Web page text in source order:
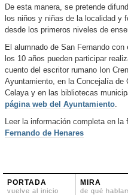
De esta manera, se pretende
los niños y niñas de la localidad y
desde los primeros niveles de
El alumnado de San Fernando
los 10 años pueden participar
cuento del escritor rumano Ion
Ayuntamiento, en la Concejalía de
Celaya y en las bibliotecas
página web del Ayuntamiento.
Leer la información completa en la
Fernando de Henares
PORTADA
vuelve al inicio
MIRA
de qué